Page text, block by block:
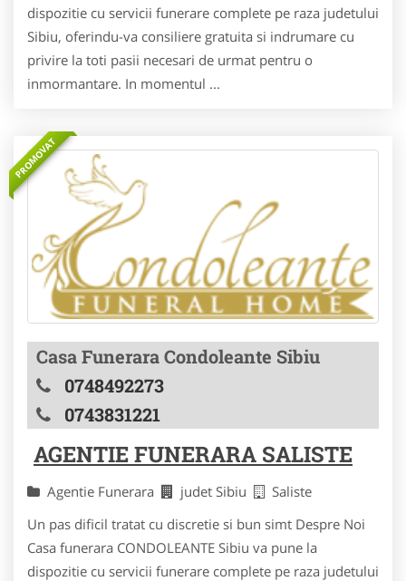
dispozitie cu servicii funerare complete pe raza judetului
Sibiu, oferindu-va consiliere gratuita si indrumare cu
privire la toti pasii necesari de urmat pentru o
inmormantare. In momentul ...
PROMOVAT
Casa Funerara Condoleante Sibiu
0748492273
0743831221
AGENTIE FUNERARA SALISTE
Agentie Funerara judet Sibiu
Saliste
Un pas dificil tratat cu discretie si bun simt Despre Noi
Casa funerara CONDOLEANTE Sibiu va pune la
dispozitie cu servicii funerare complete pe raza judetului